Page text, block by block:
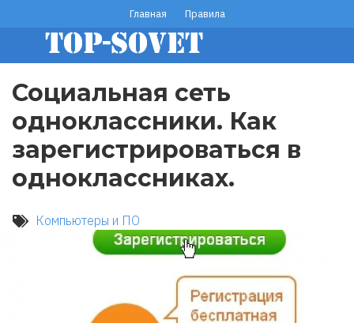
основному
содержанию
footer
menu
Главная Правила
Социальная сеть
одноклассники. Как
зарегистрироваться в
одноклассниках.
Компьютеры и ПО